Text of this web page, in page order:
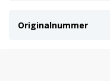
Originalnummer